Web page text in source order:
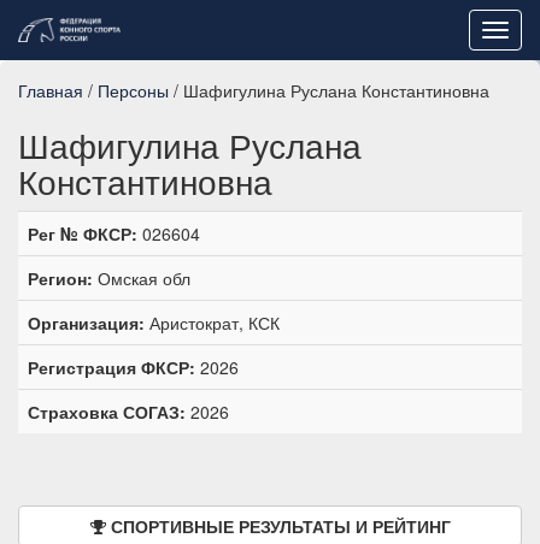
Главная / Персоны / Шафигулина Руслана Константиновна
Шафигулина Руслана
Константиновна
Рег № ФКСР: 026604
Регион: Омская обл
Организация: Аристократ, КСК
Регистрация ФКСР: 2026
Страховка СОГАЗ: 2026
СПОРТИВНЫЕ РЕЗУЛЬТАТЫ И РЕЙТИНГ